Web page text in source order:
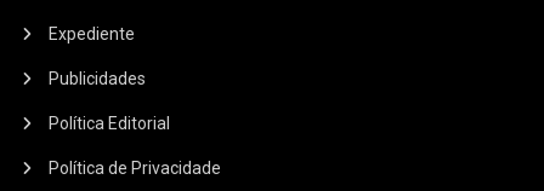
Expediente
Publicidades
Política Editorial
Política de Privacidade